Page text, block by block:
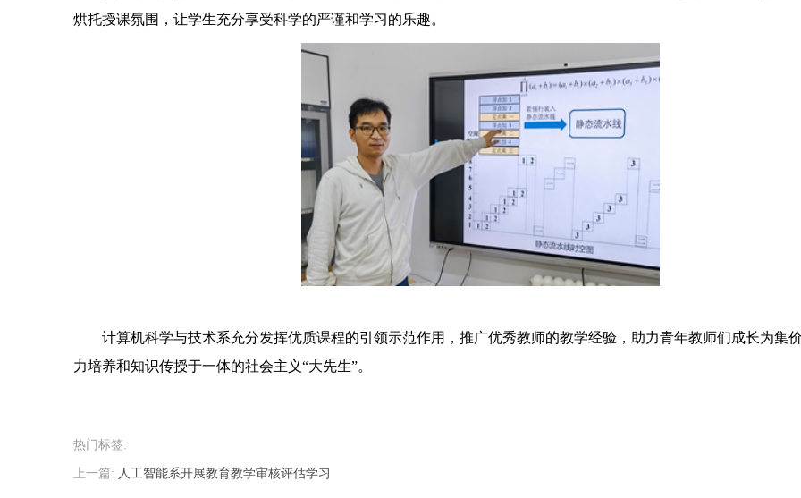
烘托授课氛围， 让学生充分享受科学的严谨和学习的乐趣。
计算机科学与技术系充分发挥优质课程的引领示范作用，推广优秀教师的教学经验，助力青年教师们成长为集
力培养和知识传授于一体的社会主义“大先生”。
热门标签:
上一篇: 人工智能系开展教育教学审核评估学习